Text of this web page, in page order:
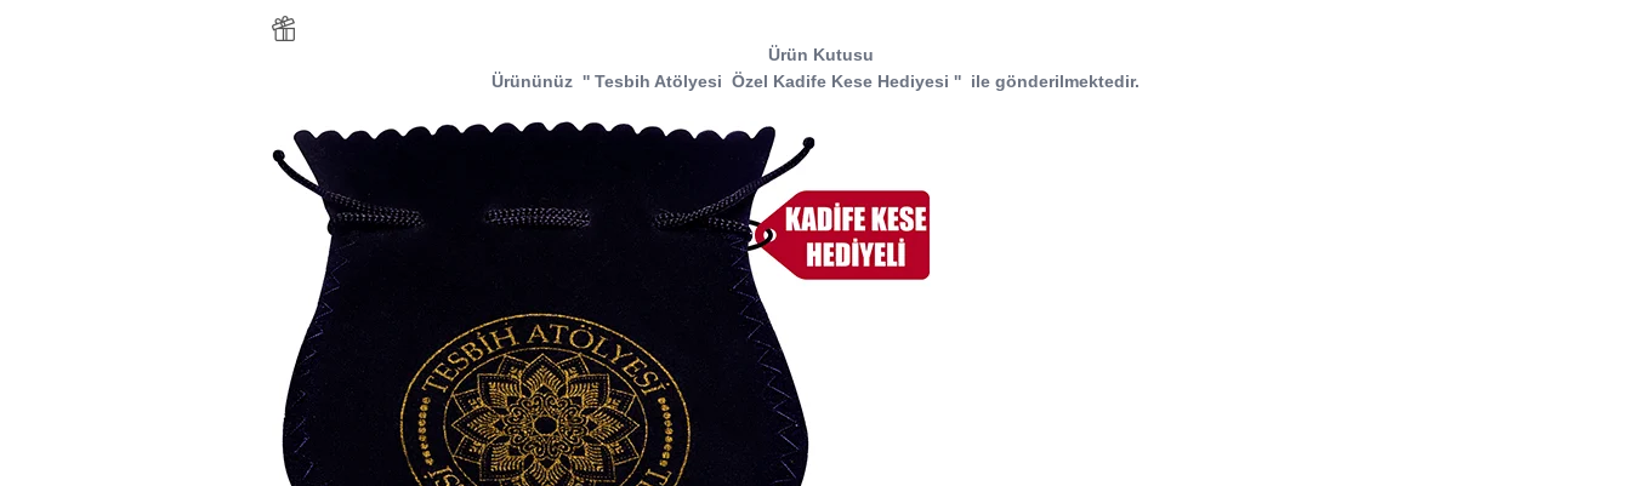
Ürün Kutusu
Ürününüz '' Tesbih Atölyesi Özel Kadife Kese Hediyesi '' ile gönderilmektedir.